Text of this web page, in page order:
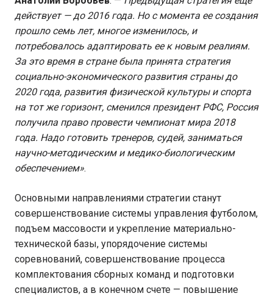
действует — до 2016 года. Но с момента ее создания
прошло семь лет, многое изменилось, и
потребовалось адаптировать ее к новым реалиям.
За это время в стране была принята стратегия
социально-экономического развития страны до
2020 года, развития физической культуры и спорта
на тот же горизонт, сменился президент РФС, Россия
получила право провести чемпионат мира 2018
года. Надо готовить тренеров, судей, заниматься
научно-методическим и медико-биологическим
обеспечением».
Основными направлениями стратегии станут
совершенствование системы управления футболом,
подъем массовости и укрепление материально-
технической базы, упорядочение системы
соревнований, совершенствование процесса
комплектования сборных команд и подготовки
специалистов, а в конечном счете — повышение